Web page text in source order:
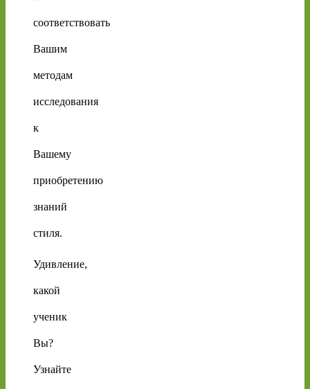
соответствовать
Вашим
методам
исследования
к
Вашему
приобретению
знаний
стиля.
Удивление,
какой
ученик
Вы?
Узнайте